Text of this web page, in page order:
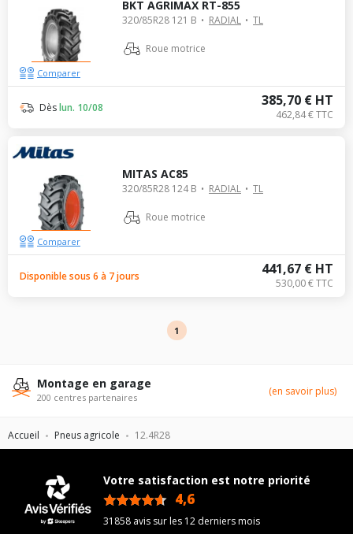
Accueil Pneus agricole 12.4R28
BKT AGRIMAX RT-855
320/85R28 121 B RADIAL TL
Roue motrice
385,70 € HT
462,84 € TTC
Dèslun. 10/08
Comparer
MITAS AC85
320/85R28 124 B RADIAL TL
Roue motrice
441,67 € HT
530,00 € TTC
Disponible sous 6 à 7 jours
Comparer
1
Montage en garage
200 centres partenaires (en savoir plus)
Votre satisfaction est notre priorité
4,6
31858 avis sur les 12 derniers mois